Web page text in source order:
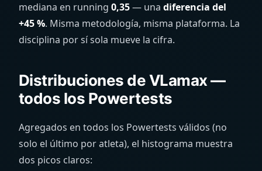
mediana en running 0,35— una diferencia del
+45 %. Misma metodología, misma plataforma. La
disciplina por sí sola mueve la cifra.
Distribuciones de VLamax —
todos los Powertests
Agregados en todos los Powertests válidos (no
solo el último por atleta), el histograma muestra
dos picos claros: